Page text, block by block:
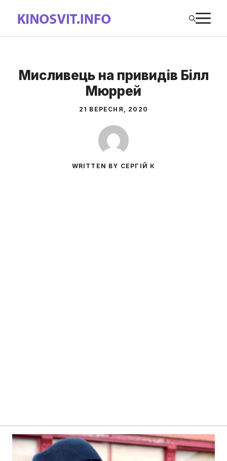
вмісту
Мисливець на привидів Білл
Мюррей
21 ВЕРЕСНЯ, 2020
WRITTEN BY СЕРГІЙ К